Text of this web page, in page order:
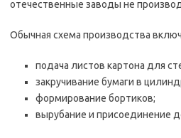
отечественные заводы не
Обычная схема производства
подача листов картона для
закручивание бумаги в
формирование бортиков;
вырубание и присоединение